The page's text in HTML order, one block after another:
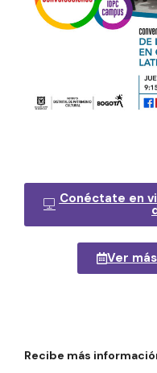
Conéctate en
Ver
Recibe más